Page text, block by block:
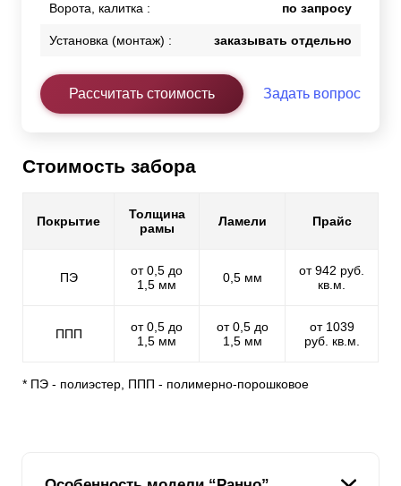
Ворота, калитка : по запросу
Установка (монтаж) : заказывать отдельно
Рассчитать стоимость Задать вопрос
Стоимость забора
Покрытие
Толщина
рамы
Ламели Прайс
ПЭ
от 0,5 до
1,5 мм
0,5 мм
от 942 руб.
кв.м.
ППП
от 0,5 до
1,5 мм
от 0,5 до
1,5 мм
от 1039
руб. кв.м.
* ПЭ - полиэстер, ППП - полимерно-порошковое